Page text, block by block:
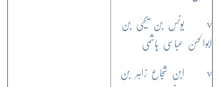
v یونس بن یحییٰ بن
ابوالحسن عباسی ہاشمی
v ابن شجاع زاہر بن